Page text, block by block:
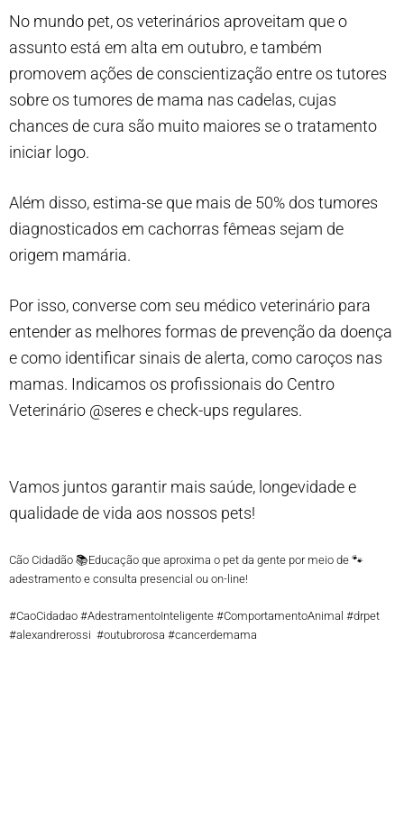
No mundo pet, os veterinários aproveitam que o
assunto está em alta em outubro, e também
promovem ações de conscientização entre os tutores
sobre os tumores de mama nas cadelas, cujas
chances de cura são muito maiores se o tratamento
iniciar logo.
Além disso, estima-se que mais de 50% dos tumores
diagnosticados em cachorras fêmeas sejam de
origem mamária.
Por isso, converse com seu médico veterinário para
entender as melhores formas de prevenção da doença
e como identificar sinais de alerta, como caroços nas
mamas. Indicamos os profissionais do Centro
Veterinário @seres e check-ups regulares.
Vamos juntos garantir mais saúde, longevidade e
qualidade de vida aos nossos pets!
Cão Cidadão 📚Educação que aproxima o pet da gente por meio de 🐾
adestramento e consulta presencial ou on-line!
#CaoCidadao #AdestramentoInteligente #ComportamentoAnimal #drpet
#alexandrerossi #outubrorosa #cancerdemama